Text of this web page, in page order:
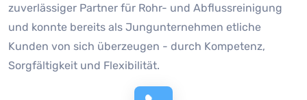
zuverlässiger Partner für Rohr- und Abflussreinigung
und konnte bereits als Jungunternehmen etliche
Kunden von sich überzeugen - durch Kompetenz,
Sorgfältigkeit und Flexibilität.